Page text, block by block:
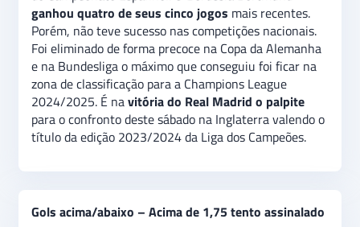
(2012/2023). Opalpite na vitória do Real Madridé a
recomendação para a final da versão 2023/2024 da
Liga dos Campeões. No mercado gols acima/abaixo,
a indicação é naopção acima de 1,75 tento
assinalado.
ganhou quatro de seus cinco jogos mais recentes.
Porém, não teve sucesso nas competições nacionais.
Foi eliminado de forma precoce na Copa da Alemanha
e na Bundesliga o máximo que conseguiu foi ficar na
zona de classificação para a Champions League
2024/2025. É navitória do Real Madrid o palpite
para o confronto deste sábado na Inglaterra valendo o
título da edição 2023/2024 da Liga dos Campeões.
Gols acima/abaixo – Acima de 1,75 tento assinalado